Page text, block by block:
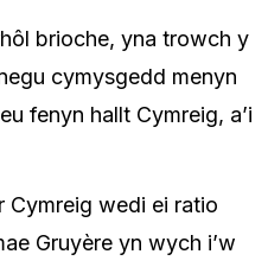
brioche, yna trowch y
cymysgedd menyn
fenyn hallt Cymreig, a’i
Cymreig wedi ei ratio
Gruyère yn wych i’w